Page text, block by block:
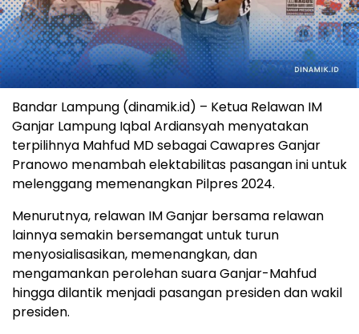
Bandar Lampung (dinamik.id) – Ketua Relawan IM
Ganjar Lampung Iqbal Ardiansyah menyatakan
terpilihnya Mahfud MD sebagai Cawapres Ganjar
Pranowo menambah elektabilitas pasangan ini untuk
melenggang memenangkan Pilpres 2024.
Menurutnya, relawan IM Ganjar bersama relawan
lainnya semakin bersemangat untuk turun
menyosialisasikan, memenangkan, dan
mengamankan perolehan suara Ganjar-Mahfud
hingga dilantik menjadi pasangan presiden dan wakil
presiden.